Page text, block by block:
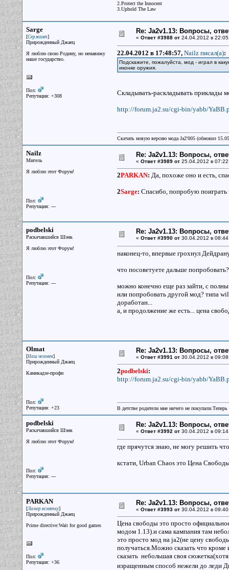
2.Protect the Innocent
3.Uphold The Law
Sarge
[Сержант]
Прирожденный Джаец
Я люблю свою Родину, но ненавижу
наше государство.
Пол:
Репутация: +308
Re: Ja2v1.13: Вопросы,
« Ответ #3988 от24.04.2012 в
22.04.2012 в 17:48:57, Nailz писал(a):
Подскажите, пожалуйста, мод - играл в
иконке оружия.
Складывать-раскладывать приклады
http://forum.ja2.su/cgi-bin/yabb/
Скачать новую версию мода Ja2'005 (обновил
Nailz
Мигель
Я люблю этот Форум!
Пол:
Репутация: ---
Re: Ja2v1.13: Вопросы,
« Ответ #3989 от25.04.2012 в
2PARKAN: Да, похоже оно и есть,
2Sarge: Спасибо, попробую поиграть
podbelski
Раскачавшийся Шэнк
Я люблю этот Форум!
Пол:
Репутация: ---
Re: Ja2v1.13: Вопросы,
« Ответ #3990 от30.04.2012 в
наконец-то, впервые грохнул
что посоветуете дальше попробовать?
можно конечно еще раз зайти, с
или попробовать другой мод? типа
доработан...
а, и продолжение же есть... цена
Olmat
[Наш человек]
Прирожденный Джаец
Камикадзе-профи
Пол:
Репутация: +23
Re: Ja2v1.13: Вопросы,
« Ответ #3991 от30.04.2012 в
2podbelski:
http://forum.ja2.su/cgi-bin/yabb/
В детстве родители мне ничего не
podbelski
Раскачавшийся Шэнк
Я люблю этот Форум!
Пол:
Репутация: ---
Re: Ja2v1.13: Вопросы,
« Ответ #3992 от30.04.2012 в
где прячутся знаю, не могу решить
кстати, Urban Chaos это Цена
PARKAN
[Ламер всмятку]
Прирожденный Джаец
Prime directive:Wait for good games
Пол:
Репутация: +36
Re: Ja2v1.13: Вопросы,
« Ответ #3993 от30.04.2012 в
Цена свободы это просто
модом 1.13).и сама кампания там
это просто мод на ja2(не цену
получаться.Можно сказать что
сказать небольшая своя
изращенным способ нежели до леди